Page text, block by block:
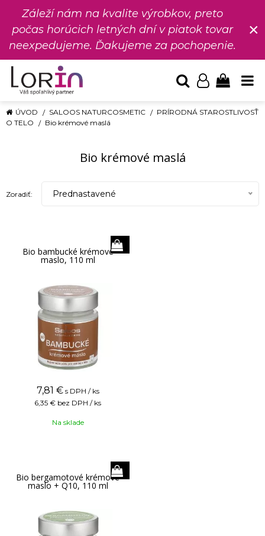
Záleží nám na kvalite výrobkov, preto
počas horúcich letných dní v piatok tovar
neexpedujeme. Ďakujeme za pochopenie.
×
ÚVOD SALOOS NATURCOSMETIC
PRÍRODNÁ STAROSTLIVOSŤ
O TELO
Bio krémové maslá
Bio krémové maslá
Zoradiť: Prednastavené
Bio bambucké krémové
maslo, 110 ml
7,81 € s DPH / ks
6,35 € bez DPH / ks
Na sklade
Bio bergamotové krémové
maslo + Q10, 110 ml